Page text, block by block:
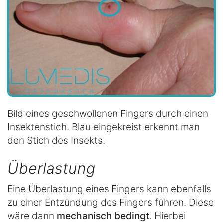
Bild eines geschwollenen Fingers durch einen
Insektenstich. Blau eingekreist erkennt man
den Stich des Insekts.
Überlastung
Eine Überlastung eines Fingers kann ebenfalls
zu einer Entzündung des Fingers führen. Diese
wäre dann mechanisch bedingt. Hierbei